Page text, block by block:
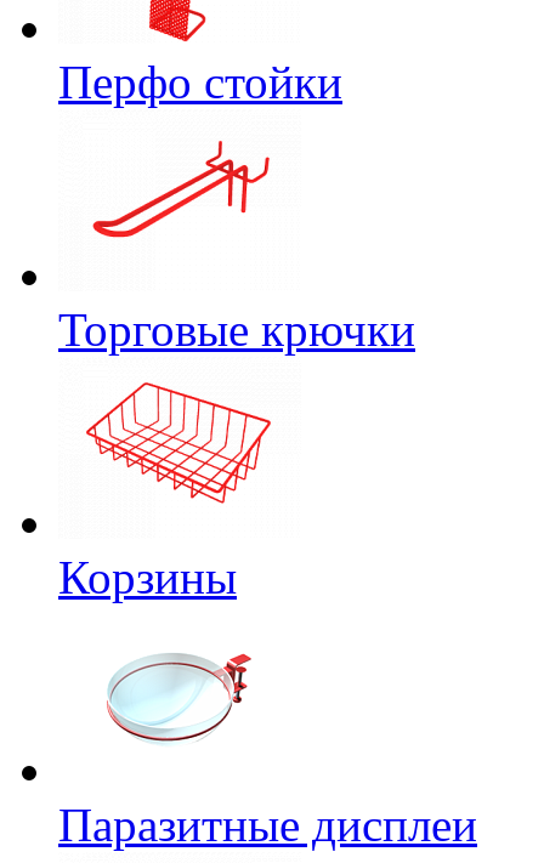
Перфо стойки
Торговые крючки
Корзины
Паразитные дисплеи